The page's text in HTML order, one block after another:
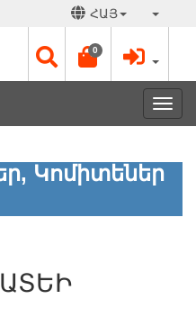
ՀԱՅ
0
Կոմիտեներ